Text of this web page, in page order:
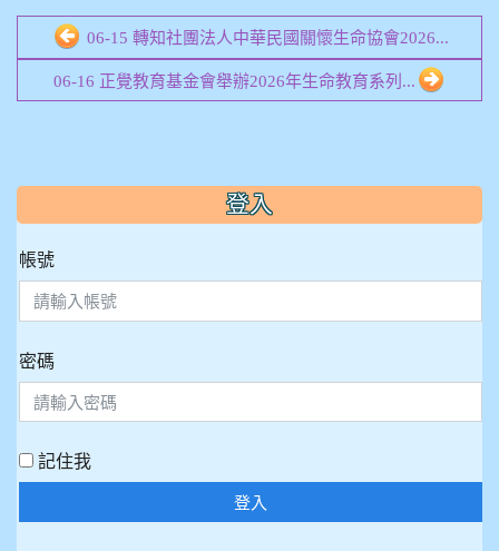
06-15 轉知社團法人中華民國關懷生命協會2026...
06-16 正覺教育基金會舉辦2026年生命教育系列...
::: 登入
帳號
密碼
記住我
登入